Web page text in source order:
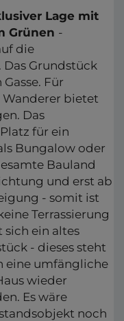
Lage mit
Grünen -
die
Das Grundstück
Für
bietet
Das
für ein
Bungalow oder
Bauland
und erst ab
- somit ist
Terrassierung
ein altes
- dieses steht
eine umfängliche
wieder
Es wäre
noch